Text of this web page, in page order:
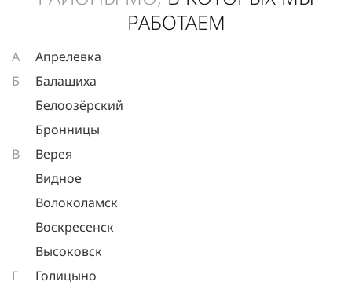
РАБОТАЕМ
А
Апрелевка
Б
Балашиха
Белоозёрский
Бронницы
В
Верея
Видное
Волоколамск
Воскресенск
Высоковск
Г
Голицыно